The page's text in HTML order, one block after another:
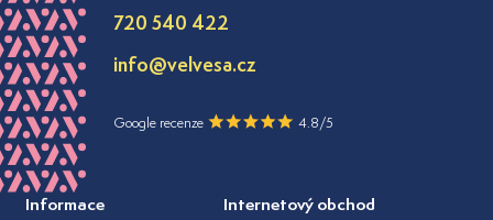
720 540 422
info@velvesa.cz
Google recenze 4.8/5
Informace Internetový obchod